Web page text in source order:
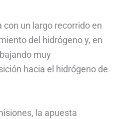
un largo recorrido en
del hidrógeno y, en
muy
hacia el hidrógeno de
la apuesta